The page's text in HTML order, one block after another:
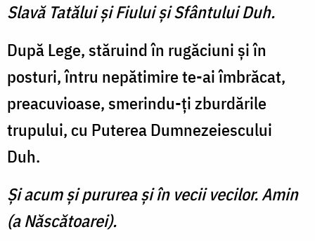
Slavă Tatălui şi Fiului şi Sfântului Duh.
După Lege, stăruind în rugăciuni şi în
posturi, întru nepătimire te-ai îmbrăcat,
preacuvioase, smerindu-ţi zburdările
trupului, cu Puterea Dumnezeiescului
Duh.
Şi acum şi pururea şi în vecii vecilor. Amin
(a Născătoarei).